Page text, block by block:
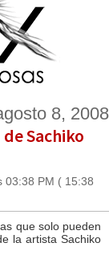
8, 2008
Sachiko
03:38 PM ( 15:38
que solo pueden
la artista Sachiko